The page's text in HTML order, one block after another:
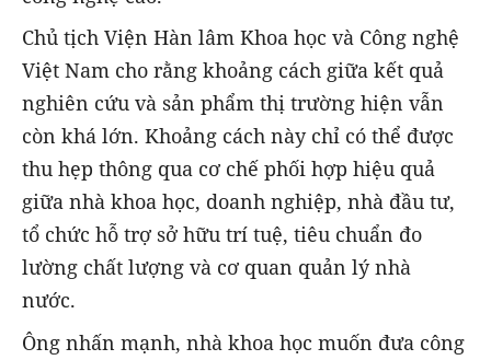
Chủ tịch Viện Hàn lâm Khoa học và Công nghệ
Việt Nam cho rằng khoảng cách giữa kết quả
nghiên cứu và sản phẩm thị trường hiện vẫn
còn khá lớn. Khoảng cách này chỉ có thể được
thu hẹp thông qua cơ chế phối hợp hiệu quả
giữa nhà khoa học, doanh nghiệp, nhà đầu tư,
tổ chức hỗ trợ sở hữu trí tuệ, tiêu chuẩn đo
lường chất lượng và cơ quan quản lý nhà
nước.
Ông nhấn mạnh, nhà khoa học muốn đưa công